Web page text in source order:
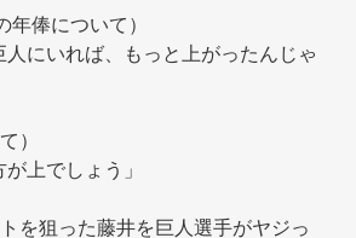
年俸について）
人にいれば、もっと上がったんじゃ
）
が上でしょう」
を狙った藤井を巨人選手がヤジっ